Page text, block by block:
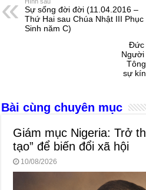
b
o
n
g
A
d
s
Sự sống đời đời (11.04.2016 –
Thứ Hai sau Chúa Nhật III Phục
Sinh năm C)
Đức
Người
sự
Bài cùng chuyên mục
Giám mục Nigeria: Trở
tạo” để biến đổi xã hội
10/08/2026